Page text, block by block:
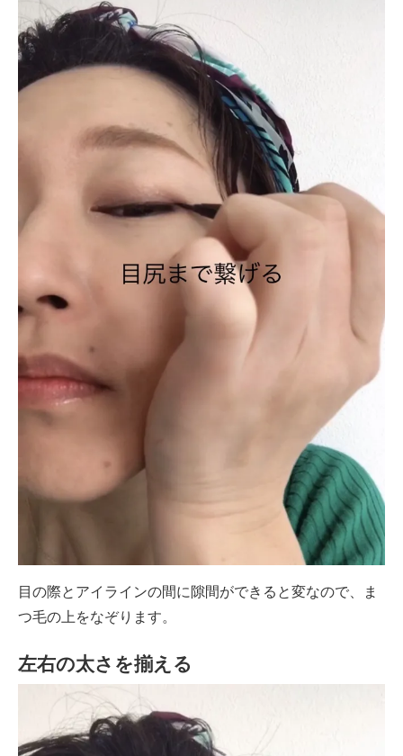
目の際とアイラインの間に隙間ができると変なので、ま
つ毛の上をなぞります。
左右の太さを揃える